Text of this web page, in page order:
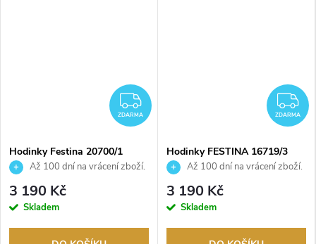
ZDARMA
ZDARMA
Hodinky Festina 20700/1
Až 100 dní na vrácení zboží.
Autorizovaný prodejce.
3 190 Kč
Skladem
ZDARMA
Hodinky FESTINA 16719/3
Až 100 dní na vrácení zboží.
Autorizovaný prodejce.
3 190 Kč
Skladem